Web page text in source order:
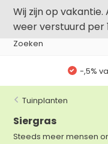
Wij zijn op
weer verstuurd per
-,5%
Tuinplanten
Siergras
Steeds meer mensen